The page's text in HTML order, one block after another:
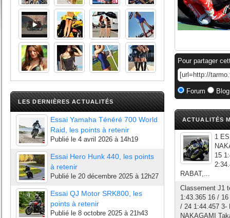
LES DERNIÈRES ACTUALITÉS
Essai Yamaha Ténéré 700 World
Raid, les points à retenir
Publié le 4 avril 2026 à 14h19
Essai Hero Hunk 440, les points
à retenir
Publié le 20 décembre 2025 à 12h27
Essai QJ Motor SRK800, les
points à retenir
Publié le 8 octobre 2025 à 21h43
Pour partager
Forum
ACTUALITÉS
1
15
RABAT,...
Classement J1
1:43.365 16 /
/ 24 1:44.457 3-
NAKAGAMI